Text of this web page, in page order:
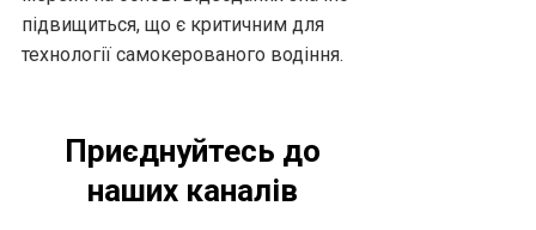
підвищиться, що є критичним для
технології самокерованого водіння.
Приєднуйтесь до
наших каналів